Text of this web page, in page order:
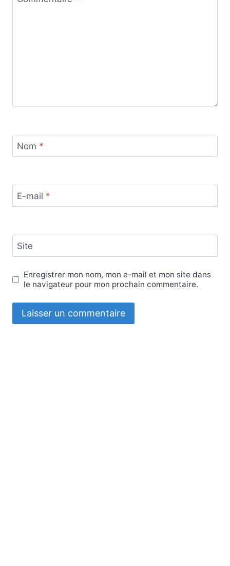
Nom *
E-mail *
Site
Enregistrer mon nom, mon e-mail et mon site dans
le navigateur pour mon prochain commentaire.